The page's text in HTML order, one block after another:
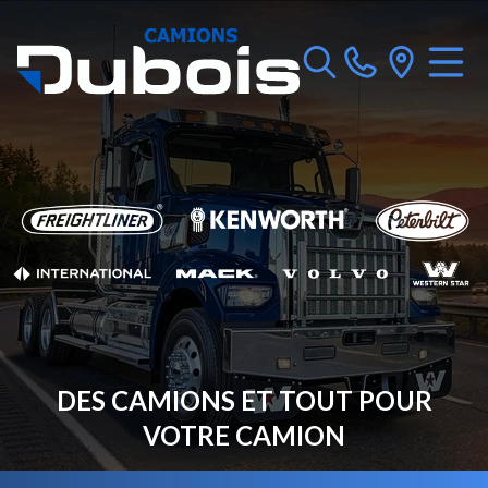
DES CAMIONS ET TOUT POUR
VOTRE CAMION